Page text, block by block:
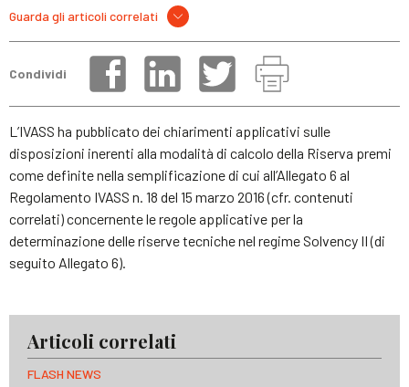
Guarda gli articoli correlati
Condividi
L’IVASS ha pubblicato dei chiarimenti applicativi sulle
disposizioni inerenti alla modalità di calcolo della Riserva premi
come definite nella semplificazione di cui all’Allegato 6 al
Regolamento IVASS n. 18 del 15 marzo 2016 (cfr. contenuti
correlati) concernente le regole applicative per la
determinazione delle riserve tecniche nel regime Solvency II (di
seguito Allegato 6).
Articoli correlati
FLASH NEWS